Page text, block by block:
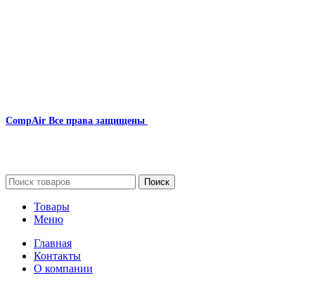
CompAir Все права защищены
Поиск
Товары
Меню
Главная
Контакты
О компании